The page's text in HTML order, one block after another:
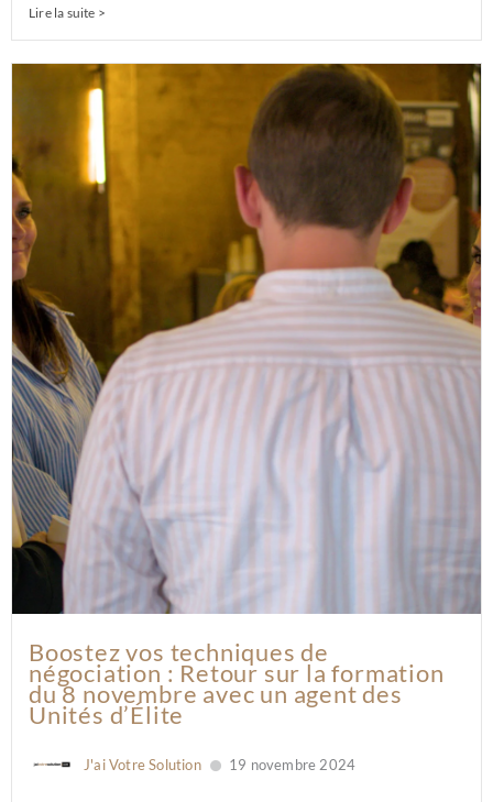
Lire la suite >
Boostez vos techniques de
négociation : Retour sur la formation
du 8 novembre avec un agent des
Unités d’Élite
J'ai Votre Solution 19 novembre 2024